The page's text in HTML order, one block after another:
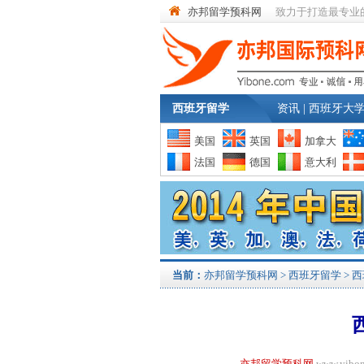
亦邦留学预科网 致力于打造最专业
西班牙留学 资讯 西班牙大
美国 英国
加拿大
法国
德国 意大利
当前： 亦邦留学预科网 > 西班牙留学 >